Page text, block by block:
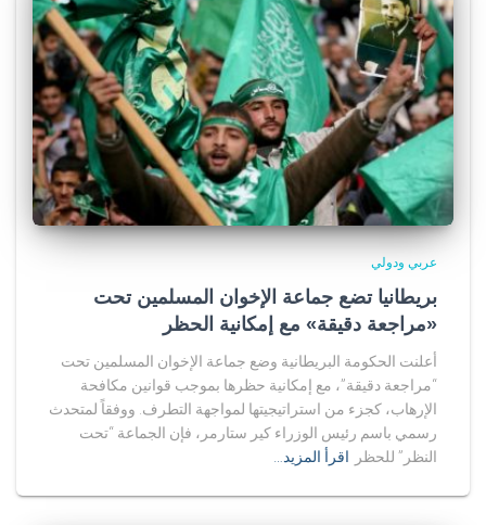
عربي ودولي
بريطانيا تضع جماعة الإخوان المسلمين تحت
«مراجعة دقيقة» مع إمكانية الحظر
أعلنت الحكومة البريطانية وضع جماعة الإخوان المسلمين تحت
“مراجعة دقيقة”، مع إمكانية حظرها بموجب قوانين مكافحة
الإرهاب، كجزء من استراتيجيتها لمواجهة التطرف. ووفقاً لمتحدث
رسمي باسم رئيس الوزراء كير ستارمر، فإن الجماعة “تحت
النظر” للحظر
اقرأ المزيد…